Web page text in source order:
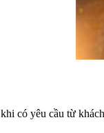
khi có yêu cầu từ